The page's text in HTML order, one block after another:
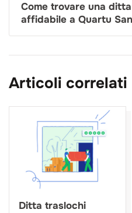
Come trovare una
affidabile a Quartu
Articoli correlati
Ditta traslochi